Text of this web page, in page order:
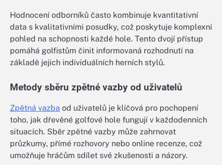
Hodnocení odborníků často kombinuje kvantitativní
data s kvalitativními posudky, což poskytuje komplexní
pohled na schopnosti každé hole. Tento dvojí přístup
pomáhá golfistům činit informovaná rozhodnutí na
základě jejich individuálních herních stylů.
Metody sběru zpětné vazby od uživatelů
Zpětná vazba od uživatelů je klíčová pro pochopení
toho, jak dřevěné golfové hole fungují v každodenních
situacích. Sběr zpětné vazby může zahrnovat
průzkumy, přímé rozhovory nebo online recenze, což
umožňuje hráčům sdílet své zkušenosti a názory.